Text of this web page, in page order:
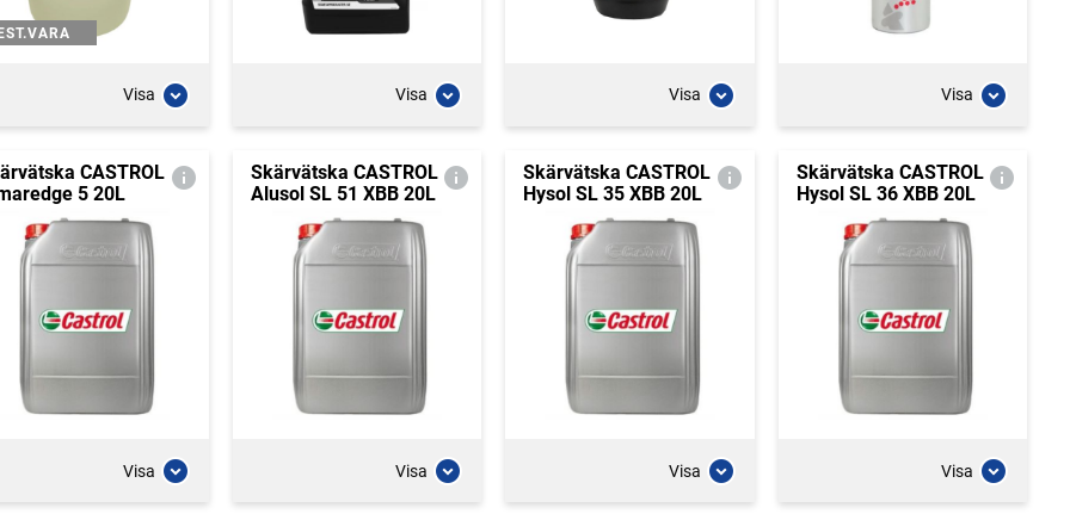
Visa Visa Visa Visa
CASTROL
5 20L
Visa
Skärvätska CASTROL
Alusol SL 51 XBB 20L
Visa
Skärvätska CASTROL
Hysol SL 35 XBB 20L
Visa
Skärvätska CASTROL
Hysol SL 36 XBB 20L
Visa